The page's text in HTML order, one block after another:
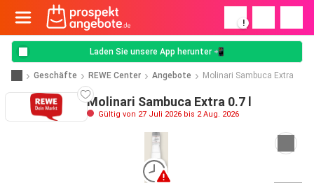
!
Laden Sie unsere App herunter 📲
Geschäfte REWE Center Angebote Molinari Sambuca Extra
Molinari Sambuca Extra 0.7 l
Gültig von 27 Juli 2026 bis 2 Aug. 2026